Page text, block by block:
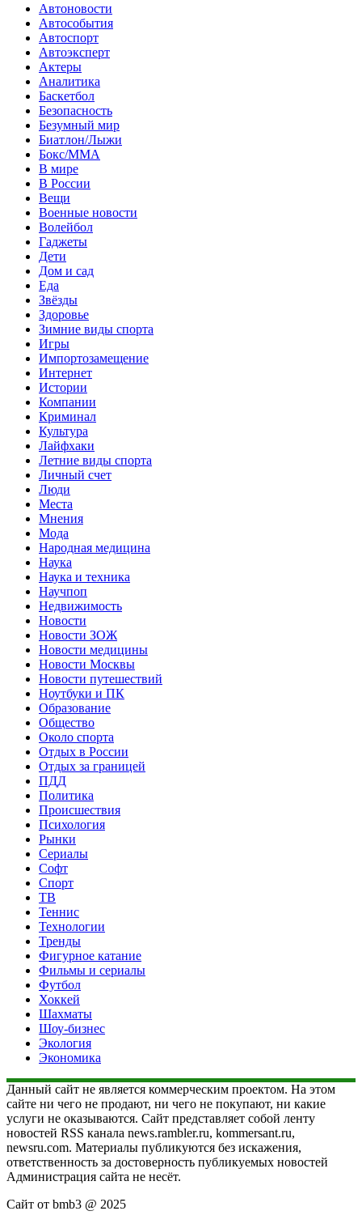
Автоновости
Автособытия
Автоспорт
Автоэксперт
Актеры
Аналитика
Баскетбол
Безопасность
Безумный мир
Биатлон/Лыжи
Бокс/MMA
В мире
В России
Вещи
Военные новости
Волейбол
Гаджеты
Дети
Дом и сад
Еда
Звёзды
Здоровье
Зимние виды спорта
Игры
Импортозамещение
Интернет
Истории
Компании
Криминал
Культура
Лайфхаки
Летние виды спорта
Личный счет
Люди
Места
Мнения
Мода
Народная медицина
Наука
Наука и техника
Научпоп
Недвижимость
Новости
Новости ЗОЖ
Новости медицины
Новости Москвы
Новости путешествий
Ноутбуки и ПК
Образование
Общество
Около спорта
Отдых в России
Отдых за границей
ПДД
Политика
Происшествия
Психология
Рынки
Сериалы
Софт
Спорт
ТВ
Теннис
Технологии
Тренды
Фигурное катание
Фильмы и сериалы
Футбол
Хоккей
Шахматы
Шоу-бизнес
Экология
Экономика
Данный сайт не является коммерческим проектом. На этом
сайте ни чего не продают, ни чего не покупают, ни какие
услуги не оказываются. Сайт представляет собой ленту
новостей RSS канала news.rambler.ru, kommersant.ru,
newsru.com. Материалы публикуются без искажения,
ответственность за достоверность публикуемых новостей
Администрация сайта не несёт.
Сайт от bmb3 @ 2025